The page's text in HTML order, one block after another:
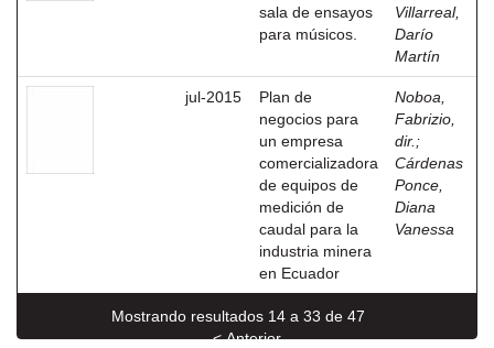
sala de ensayos
para músicos.
Villarreal,
Darío
Martín
jul-2015
Plan de
negocios para
un empresa
comercializadora
de equipos de
medición de
caudal para la
industria minera
en Ecuador
Noboa,
Fabrizio,
dir. ;
Cárdenas
Ponce,
Diana
Vanessa
Mostrando resultados 14 a 33 de 47
< Anterior